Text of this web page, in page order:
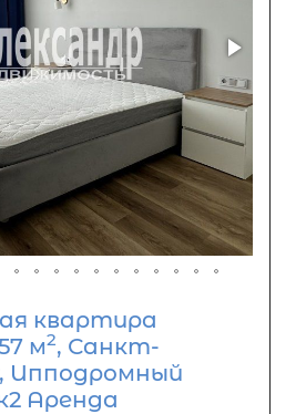
квартира
м2, Санкт-
Ипподромный
Аренда